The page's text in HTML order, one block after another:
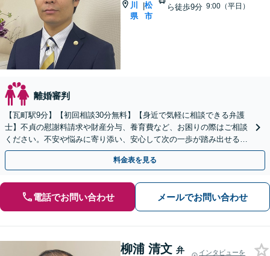
川
県
|松
市
ら徒歩9分 9:00（平日）
離婚審判
【瓦町駅9分】【初回相談30分無料】【身近で気軽に相談できる弁護
士】不貞の慰謝料請求や財産分与、養育費など、お困りの際はご相談
ください。不安や悩みに寄り添い、安心して次の一歩が踏み出せるよ
うサポートします。【電話相談可】【休日・夜間対応】
料金表を見る
電話でお問い合わせ メールでお問い合わせ
柳浦 清文 弁
インタビューを